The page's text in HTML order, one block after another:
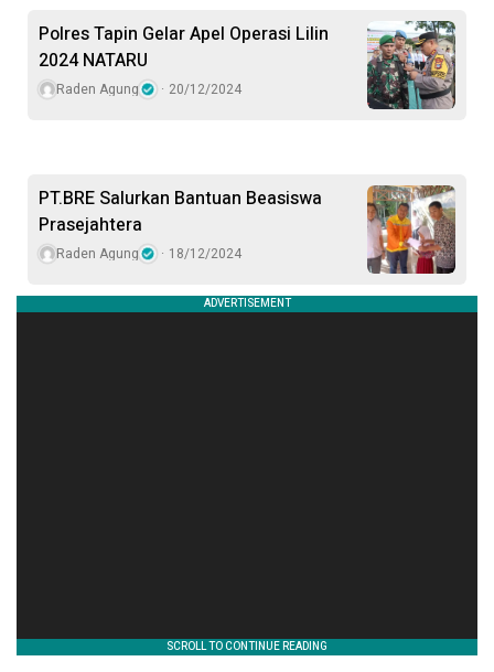
Polres Tapin Gelar Apel Operasi Lilin
2024 NATARU
Raden Agung 20/12/2024
PT.BRE Salurkan Bantuan Beasiswa
Prasejahtera
Raden Agung 18/12/2024